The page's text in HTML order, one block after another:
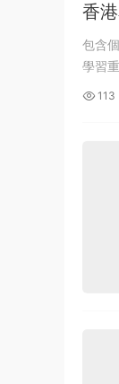
香
包含個人報告，
113